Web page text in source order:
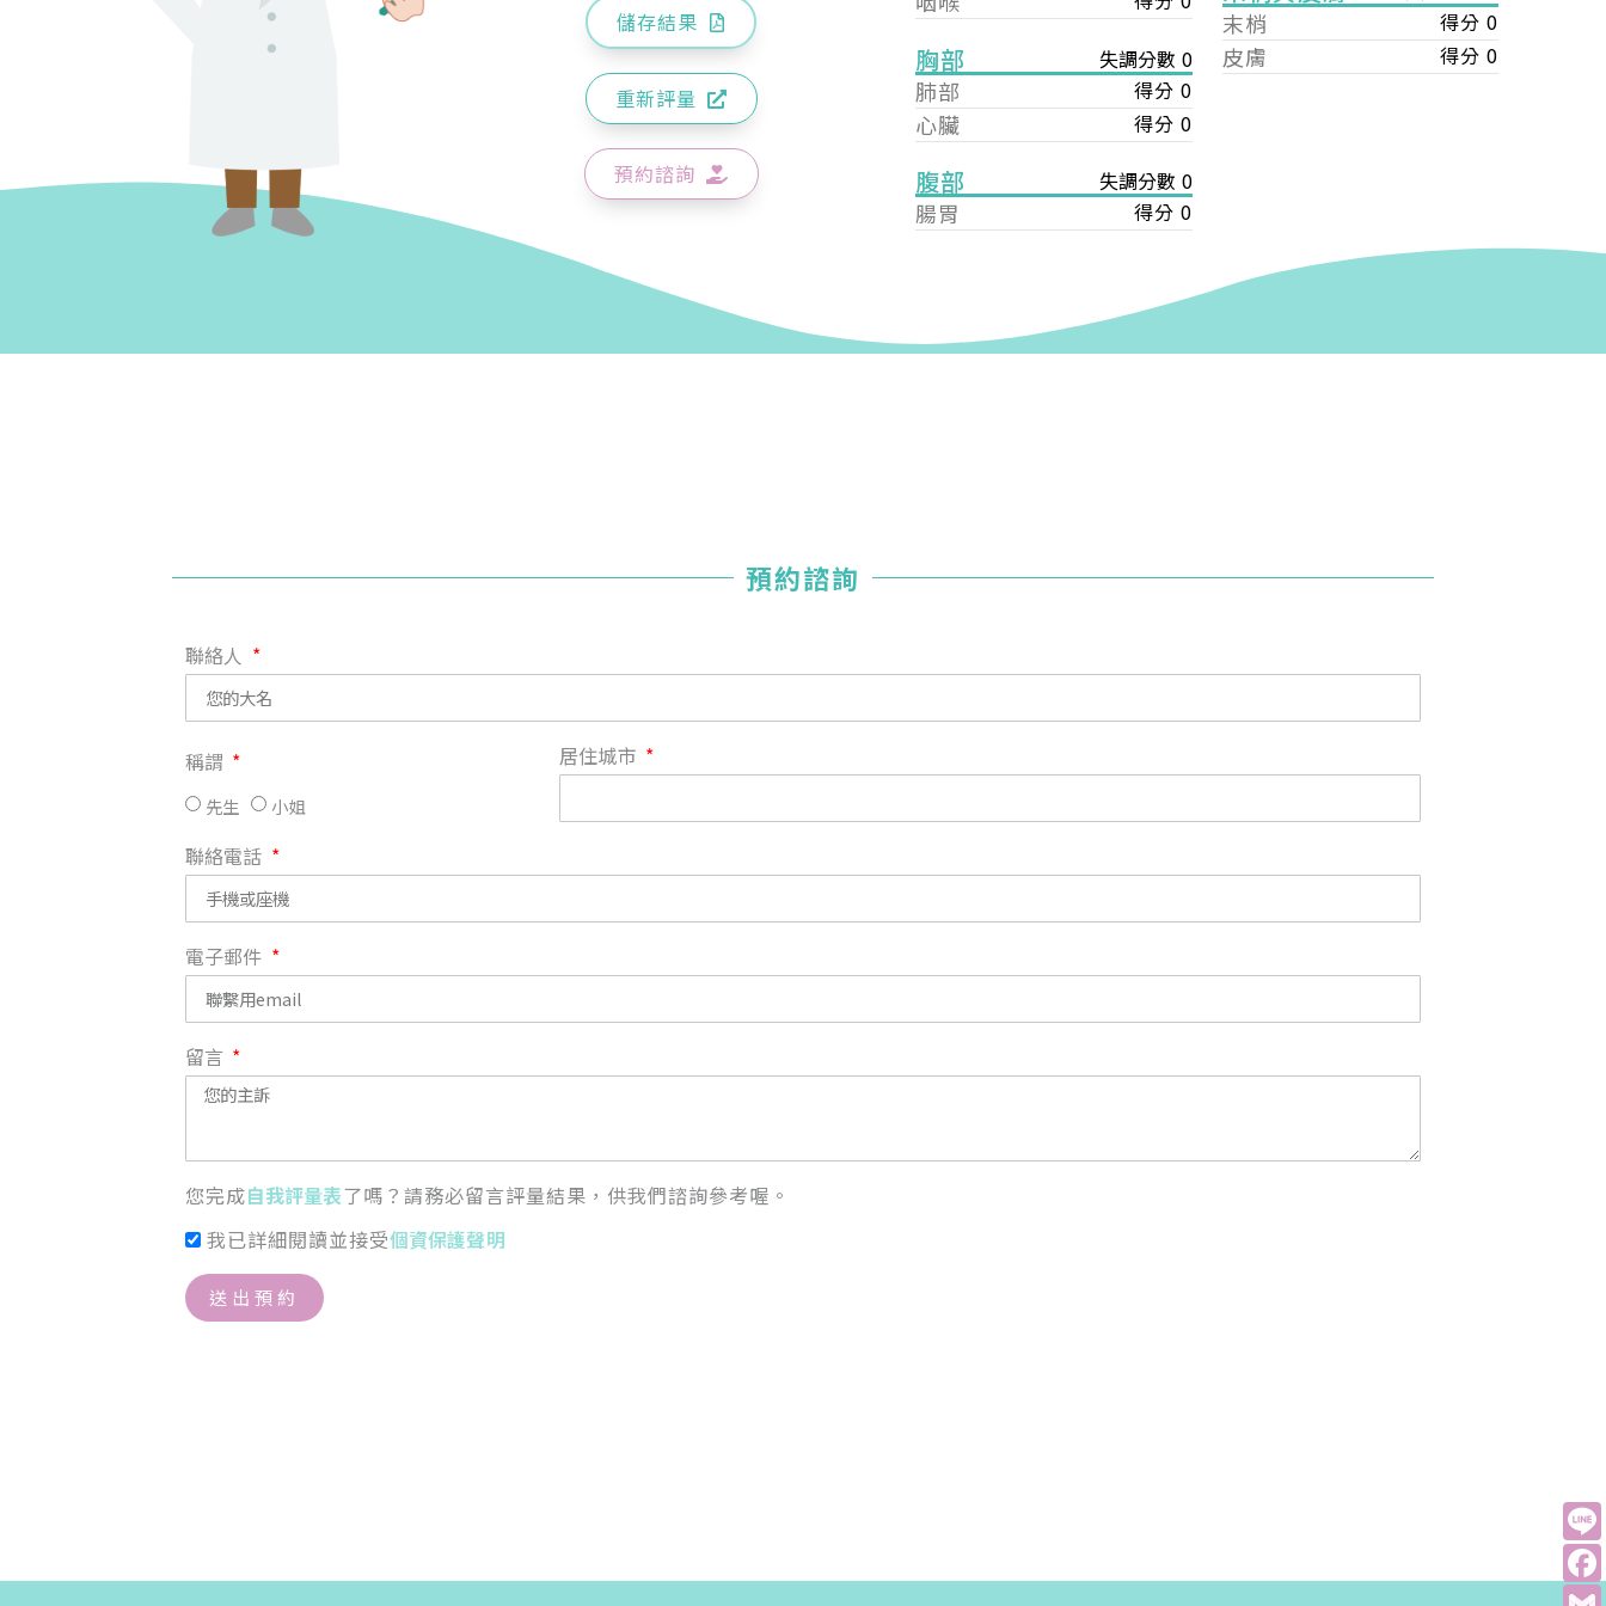
儲存結果
重新評量
預約諮詢
胸部 失調分數 0
肺部 得分 0
心臟 得分 0
腹部 失調分數 0
腸胃 得分 0
末梢 得分 0
皮膚 得分 0
預約諮詢
聯絡人
稱謂
先生 小姐
居住城市
聯絡電話
電子郵件
留言
您完成自我評量表了嗎？請務必留言評量結果，供我們諮詢參考喔。
我已詳細閱讀並接受個資保護聲明
送出預約
您好，您的會員申請，已成功送出，經本協會理事會審核
通過後即通知您進行繳費，繳費資訊如下
元，於每年度繳納。
團體會員:
元，於每年度繳納。
戶名: 社團法人台灣自律神經健康培訓暨發展協會
銀行: (013) 國泰世華 南京東路分行